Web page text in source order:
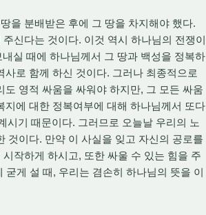
을 분배받은 후에 그 땅을 차지해야 했다.
신다는 것이다. 이것 역시 하나님의 전쟁이
실 때에 하나님께서 그 땅과 백성을 정복하
로 함께 하신 것이다. 그러나 최종적으로
영적 싸움을 싸워야 하지만, 그 모든 싸움
에 대한 정복여부에 대해 하나님께서 또다
시기 때문이다. 그러므로 오늘날 우리의 노
것이다. 만약 이 사실을 잊고 자신의 공로를
작하게 하시고, 또한 싸울 수 있는 힘을 주
게 설 때, 우리는 겸손히 하나님의 뜻을 이